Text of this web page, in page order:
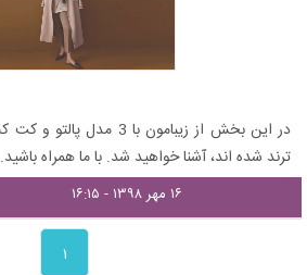
ترند شده اند، آشنا خواهید شد. با ما همراه باشید.
۱۶ مهر ۱۳۹۸ - ۱۶:۱۵
۱